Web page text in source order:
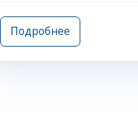
Подробнее